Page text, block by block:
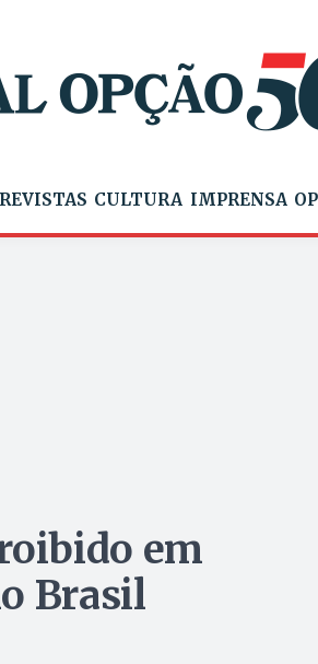
CULTURA IMPRENSA
em
Brasil